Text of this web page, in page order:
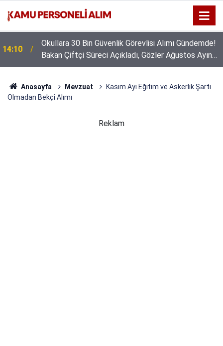
14:10
Okullara 30 Bin Güvenlik Görevlisi Alımı Gündemde!
Bakan Çiftçi Süreci Açıkladı, Gözler Ağustos Ayına
Çevrildi
Anasayfa Mevzuat
Kasım Ayı Eğitim ve Askerlik Şartı
Olmadan Bekçi Alımı
Reklam